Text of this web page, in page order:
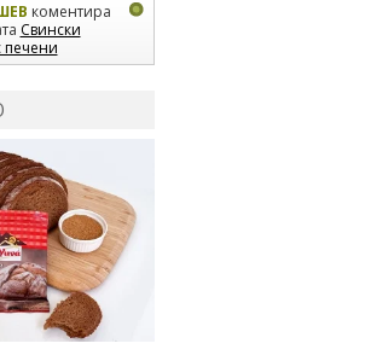
коментира
Свински
печени
рецептата
зеленчуци